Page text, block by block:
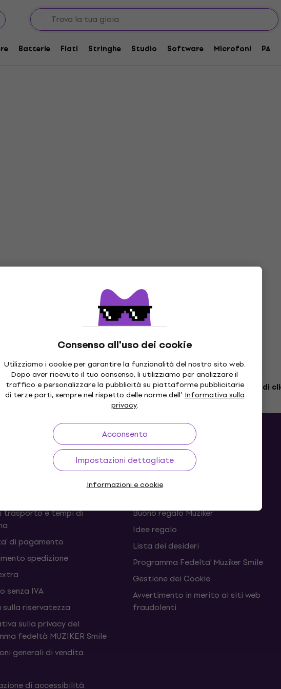
Batterie Fiati Stringhe Studio Software Microfoni PA
Consenso all'uso dei cookie
Utilizziamo i cookie per garantire la funzionalità del nostro sito web.
Dopo aver ricevuto il tuo consenso, li utilizziamo per analizzare il
traffico e personalizzare la pubblicità su piattaforme pubblicitarie
di terze parti, sempre nel rispetto delle norme dell’ Informativa sulla
privacy.
Acconsento
Impostazioni dettagliate
Informazioni e cookie
audio digitale
30 giorni Spedizione Gratuitada 249 € Oltre 3 milioni di
e recessi dal contratto
trasporto e tempi di
di pagamento
spedizione
senza IVA
riservatezza
sulla privacy del
fedeltà MUZIKER Smile
generali di vendita
di accessibilità
Link utili
FAQ - Domande frequenti
Buono regalo Muziker
Idee regalo
Lista dei desideri
Programma Fedelta' Muziker Smile
Gestione dei Cookie
Avvertimento in merito ai siti web
fraudolenti